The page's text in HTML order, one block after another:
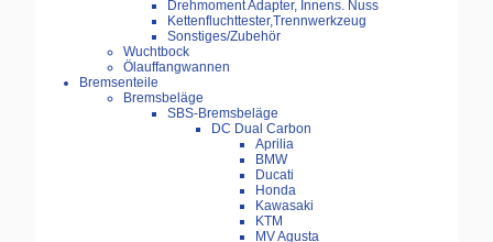
Drehmoment Adapter, Innens. Nuss
Kettenfluchttester,Trennwerkzeug
Sonstiges/Zubehör
Wuchtbock
Ölauffangwannen
Bremsenteile
Bremsbeläge
SBS-Bremsbeläge
DC Dual Carbon
Aprilia
BMW
Ducati
Honda
Kawasaki
KTM
MV Agusta